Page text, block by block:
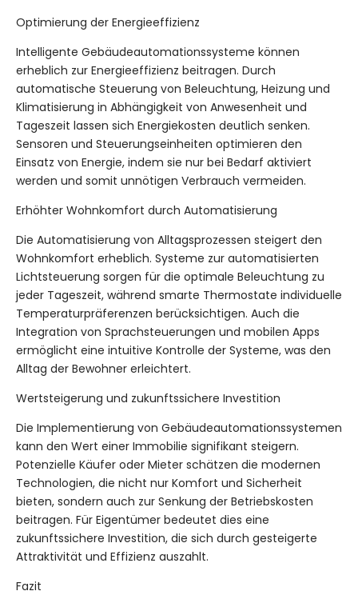
Optimierung der Energieeffizienz
Intelligente Gebäudeautomationssysteme können
erheblich zur Energieeffizienz beitragen. Durch
automatische Steuerung von Beleuchtung, Heizung und
Klimatisierung in Abhängigkeit von Anwesenheit und
Tageszeit lassen sich Energiekosten deutlich senken.
Sensoren und Steuerungseinheiten optimieren den
Einsatz von Energie, indem sie nur bei Bedarf aktiviert
werden und somit unnötigen Verbrauch vermeiden.
Erhöhter Wohnkomfort durch Automatisierung
Die Automatisierung von Alltagsprozessen steigert den
Wohnkomfort erheblich. Systeme zur automatisierten
Lichtsteuerung sorgen für die optimale Beleuchtung zu
jeder Tageszeit, während smarte Thermostate individuelle
Temperaturpräferenzen berücksichtigen. Auch die
Integration von Sprachsteuerungen und mobilen Apps
ermöglicht eine intuitive Kontrolle der Systeme, was den
Alltag der Bewohner erleichtert.
Wertsteigerung und zukunftssichere Investition
Die Implementierung von Gebäudeautomationssystemen
kann den Wert einer Immobilie signifikant steigern.
Potenzielle Käufer oder Mieter schätzen die modernen
Technologien, die nicht nur Komfort und Sicherheit
bieten, sondern auch zur Senkung der Betriebskosten
beitragen. Für Eigentümer bedeutet dies eine
zukunftssichere Investition, die sich durch gesteigerte
Attraktivität und Effizienz auszahlt.
Fazit